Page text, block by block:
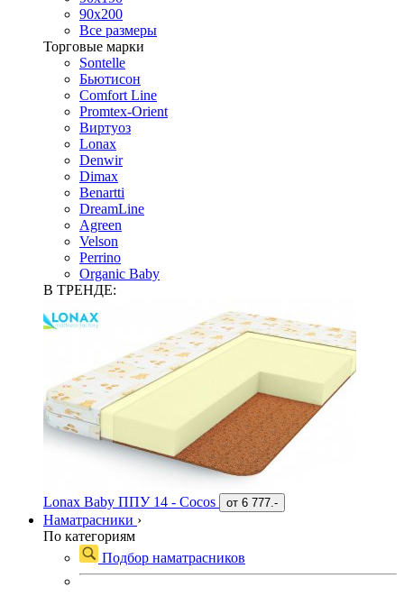
90х200
Все размеры
Торговые марки
Sontelle
Бьютисон
Comfort Line
Promtex-Orient
Виртуоз
Lonax
Denwir
Dimax
Benartti
DreamLine
Agreen
Velson
Perrino
Organic Baby
В ТРЕНДЕ:
Lonax Baby ППУ 14 - Cocos от 6 777.-
Наматрасники ›
По категориям
Подбор наматрасников